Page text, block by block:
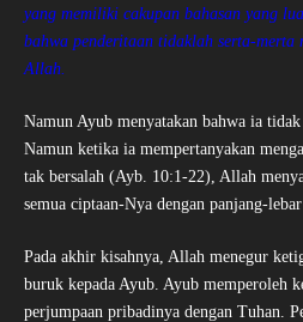
yang memiliki cakupan bahasan yang
bahwa penderitaan tidaklah serta-merta
Allah.
Namun Ayub menyatakan bahwa ia
Namun ketika ia mempertanyakan
tak bersalah (Ayb. 10:1-22), Allah
semua ciptaan-Nya dengan panjang-
Pada akhir kisahnya, Allah menegur
buruk kepada Ayub. Ayub memperoleh
perjumpaan pribadinya dengan Tuhan.